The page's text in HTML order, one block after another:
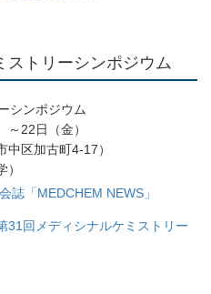
ストリーシンポジウム
シンポジウム
22日（金）
区加古町4-17）
誌「MEDCHEM NEWS」
31回メディシナルケミストリー